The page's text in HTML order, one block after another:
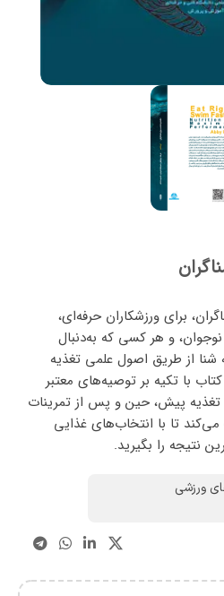
برای ورزشکاران حرفه‌ای،
نوجوان، و هر کسی که به‌دنبال
شنا از طریق اصول علمی تغذیه
با تکیه بر توصیه‌های معتبر
تغذیه پیش، حین و پس از تمرینات
تا با انتخاب‌های غذایی
نتیجه را بگیرید.
ورزشی